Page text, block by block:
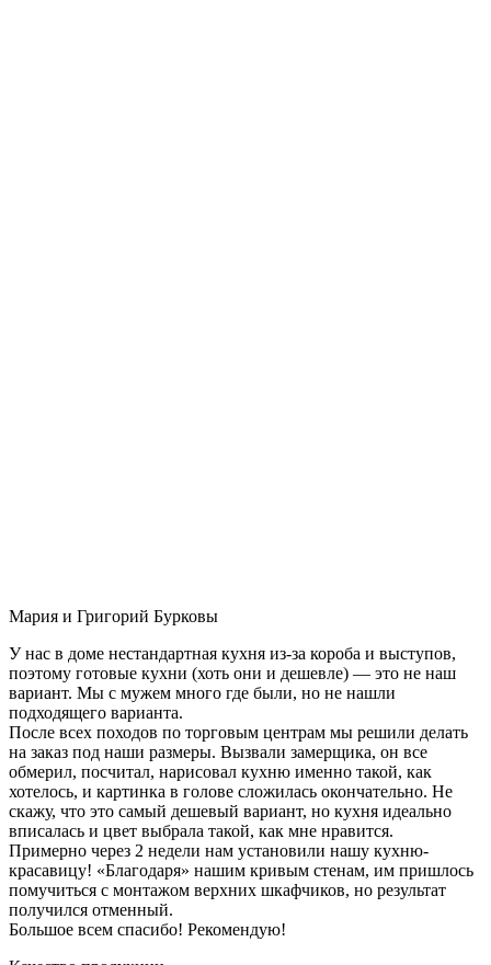
Мария и Григорий Бурковы
У нас в доме нестандартная кухня из-за короба и выступов,
поэтому готовые кухни (хоть они и дешевле) — это не наш
вариант. Мы с мужем много где были, но не нашли
подходящего варианта.
После всех походов по торговым центрам мы решили делать
на заказ под наши размеры. Вызвали замерщика, он все
обмерил, посчитал, нарисовал кухню именно такой, как
хотелось, и картинка в голове сложилась окончательно. Не
скажу, что это самый дешевый вариант, но кухня идеально
вписалась и цвет выбрала такой, как мне нравится.
Примерно через 2 недели нам установили нашу кухню-
красавицу! «Благодаря» нашим кривым стенам, им пришлось
помучиться с монтажом верхних шкафчиков, но результат
получился отменный.
Большое всем спасибо! Рекомендую!